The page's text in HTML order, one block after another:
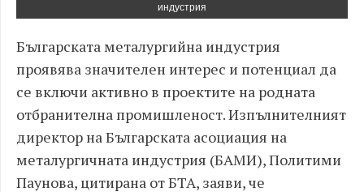
индустрия
Българската металургийна индустрия
проявява значителен интерес и потенциал да
се включи активно в проектите на родната
отбранителна промишленост. Изпълнителният
директор на Българската асоциация на
металургичната индустрия (БАМИ), Политими
Паунова, цитирана от БТА, заяви, че